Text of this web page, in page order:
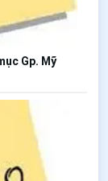
Gp. Mỹ